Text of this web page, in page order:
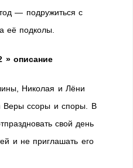
— подружиться с
её подколы.
» описание
Николая и Лёни
Веры ссоры и споры. В
свой день
и не приглашать его